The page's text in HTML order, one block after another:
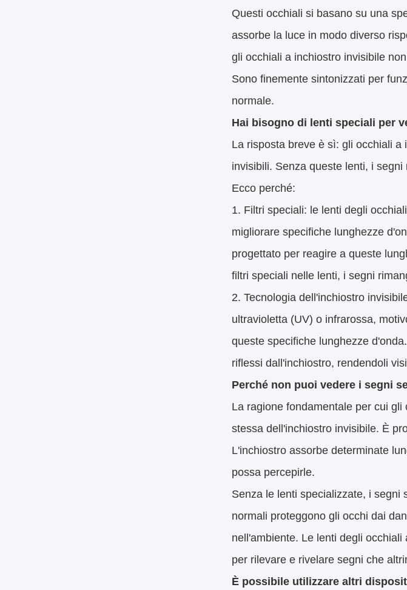
Questi occhiali si basano su una
assorbe la luce in modo diverso
gli occhiali a inchiostro invisibile
Sono finemente sintonizzati per
normale.
Hai bisogno di lenti speciali per
La risposta breve è sì: gli occhiali
invisibili. Senza queste lenti, i
Ecco perché:
Filtri speciali: le lenti degli
migliorare specifiche lunghezze
progettato per reagire a queste
filtri speciali nelle lenti, i segni
Tecnologia dell'inchiostro
ultravioletta (UV) o infrarossa,
queste specifiche lunghezze
riflessi dall'inchiostro, rendendoli
Perché non puoi vedere i segni
La ragione fondamentale per cui
stessa dell'inchiostro invisibile. È
L'inchiostro assorbe determinate
possa percepirle.
Senza le lenti specializzate, i segni
normali proteggono gli occhi dai
nell'ambiente. Le lenti degli
per rilevare e rivelare segni che
È possibile utilizzare altri